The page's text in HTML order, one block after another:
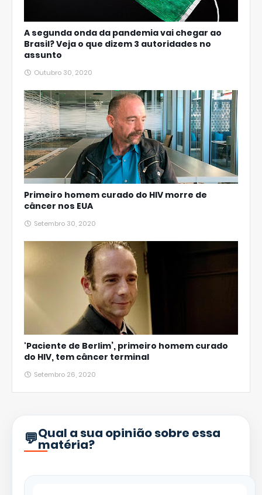
A segunda onda da pandemia vai chegar ao
Brasil? Veja o que dizem 3 autoridades no
assunto
Outubro 30, 2020
Primeiro homem curado do HIV morre de
câncer nos EUA
Setembro 30, 2020
'Paciente de Berlim’, primeiro homem curado
do HIV, tem câncer terminal
Setembro 26, 2020
Qual a sua opinião sobre essa
matéria?